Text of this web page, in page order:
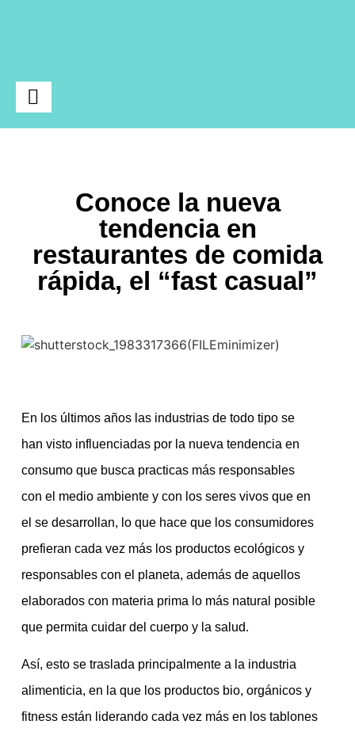
Conoce la nueva
tendencia en
restaurantes de comida
rápida, el “fast casual”
En los últimos años las industrias de todo tipo se
han visto influenciadas por la nueva tendencia en
consumo que busca practicas más responsables
con el medio ambiente y con los seres vivos que en
el se desarrollan, lo que hace que los consumidores
prefieran cada vez más los productos ecológicos y
responsables con el planeta, además de aquellos
elaborados con materia prima lo más natural posible
que permita cuidar del cuerpo y la salud.
Así, esto se traslada principalmente a la industria
alimenticia, en la que los productos bio, orgánicos y
fitness están liderando cada vez más en los tablones